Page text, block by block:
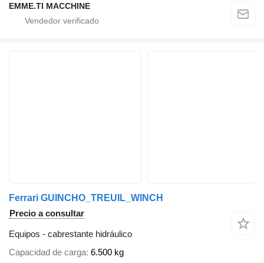
EMME.TI MACCHINE
Ferrari GUINCHO_TREUIL_WINCH
Precio a consultar
Equipos - cabrestante hidráulico
Capacidad de carga 6.500 kg